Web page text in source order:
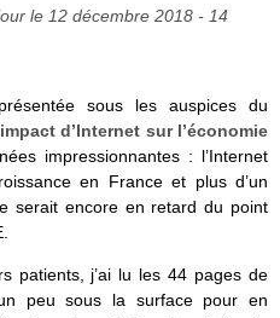
le 12 décembre 2018 - 14
sous les auspices du
d’Internet sur l’économie
impressionnantes : l’Internet
en France et plus d’un
serait encore en retard du point
patients, j’ai lu les 44 pages de
peu sous la surface pour en